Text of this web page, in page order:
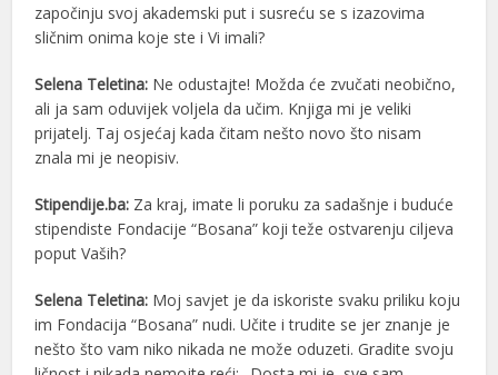
započinju svoj akademski put i susreću se s izazovima
sličnim onima koje ste i Vi imali?
Selena Teletina: Ne odustajte! Možda će zvučati neobično,
ali ja sam oduvijek voljela da učim. Knjiga mi je veliki
prijatelj. Taj osjećaj kada čitam nešto novo što nisam
znala mi je neopisiv.
Stipendije.ba: Za kraj, imate li poruku za sadašnje i buduće
stipendiste Fondacije “Bosana” koji teže ostvarenju ciljeva
poput Vaših?
Selena Teletina: Moj savjet je da iskoriste svaku priliku koju
im Fondacija “Bosana” nudi. Učite i trudite se jer znanje je
nešto što vam niko nikada ne može oduzeti. Gradite svoju